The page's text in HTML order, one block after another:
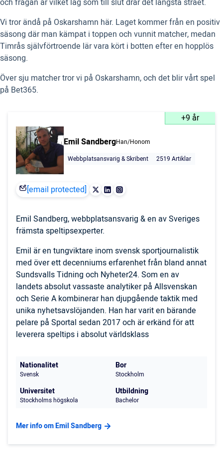
och frågan är vilket lag som till slut drar det längsta strået.
Vi tror ändå på Oskarshamn här. Laget kommer från en positiv
säsong där man kämpat i toppen och vunnit matcher, medan
Timrås självförtroende lär vara kört i botten efter en hopplös
säsong.
Över sju matcher tror vi på Oskarshamn, och det blir vårt spel
på Bet365.
+9 år
Emil SandbergHan/Honom
Webbplatsansvarig & Skribent
2519 Artiklar
[email protected]
Emil Sandberg, webbplatsansvarig & en av Sveriges
främsta speltipsexperter.
Emil är en tungviktare inom svensk sportjournalistik
med över ett decenniums erfarenhet från bland annat
Sundsvalls Tidning och Nyheter24. Som en av
landets absolut vassaste analytiker på Allsvenskan
och Serie A kombinerar han djupgående taktik med
unika nyhetsavslöjanden. Han har varit en bärande
pelare på Sportal sedan 2017 och är erkänd för att
leverera speltips i absolut världsklass
Nationalitet
Svensk
Bor
Stockholm
Universitet
Stockholms högskola
Utbildning
Bachelor
Mer info om Emil Sandberg